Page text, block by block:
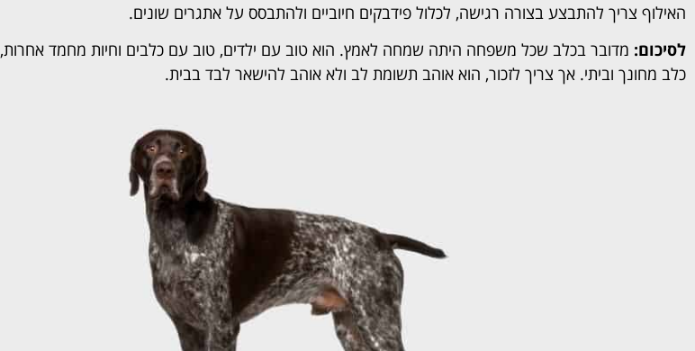
האילוף צריך להתבצע בצורה רגישה, לכלול פידבקים חיוביים ולהתבסס על אתגרים שונים.
לסיכום: מדובר בכלב שכל משפחה היתה שמחה לאמץ. הוא טוב עם ילדים, טוב עם כלבים וחיות מחמד אחרות,
כלב מחונך וביתי. אך צריך לזכור, הוא אוהב תשומת לב ולא אוהב להישאר לבד בבית.